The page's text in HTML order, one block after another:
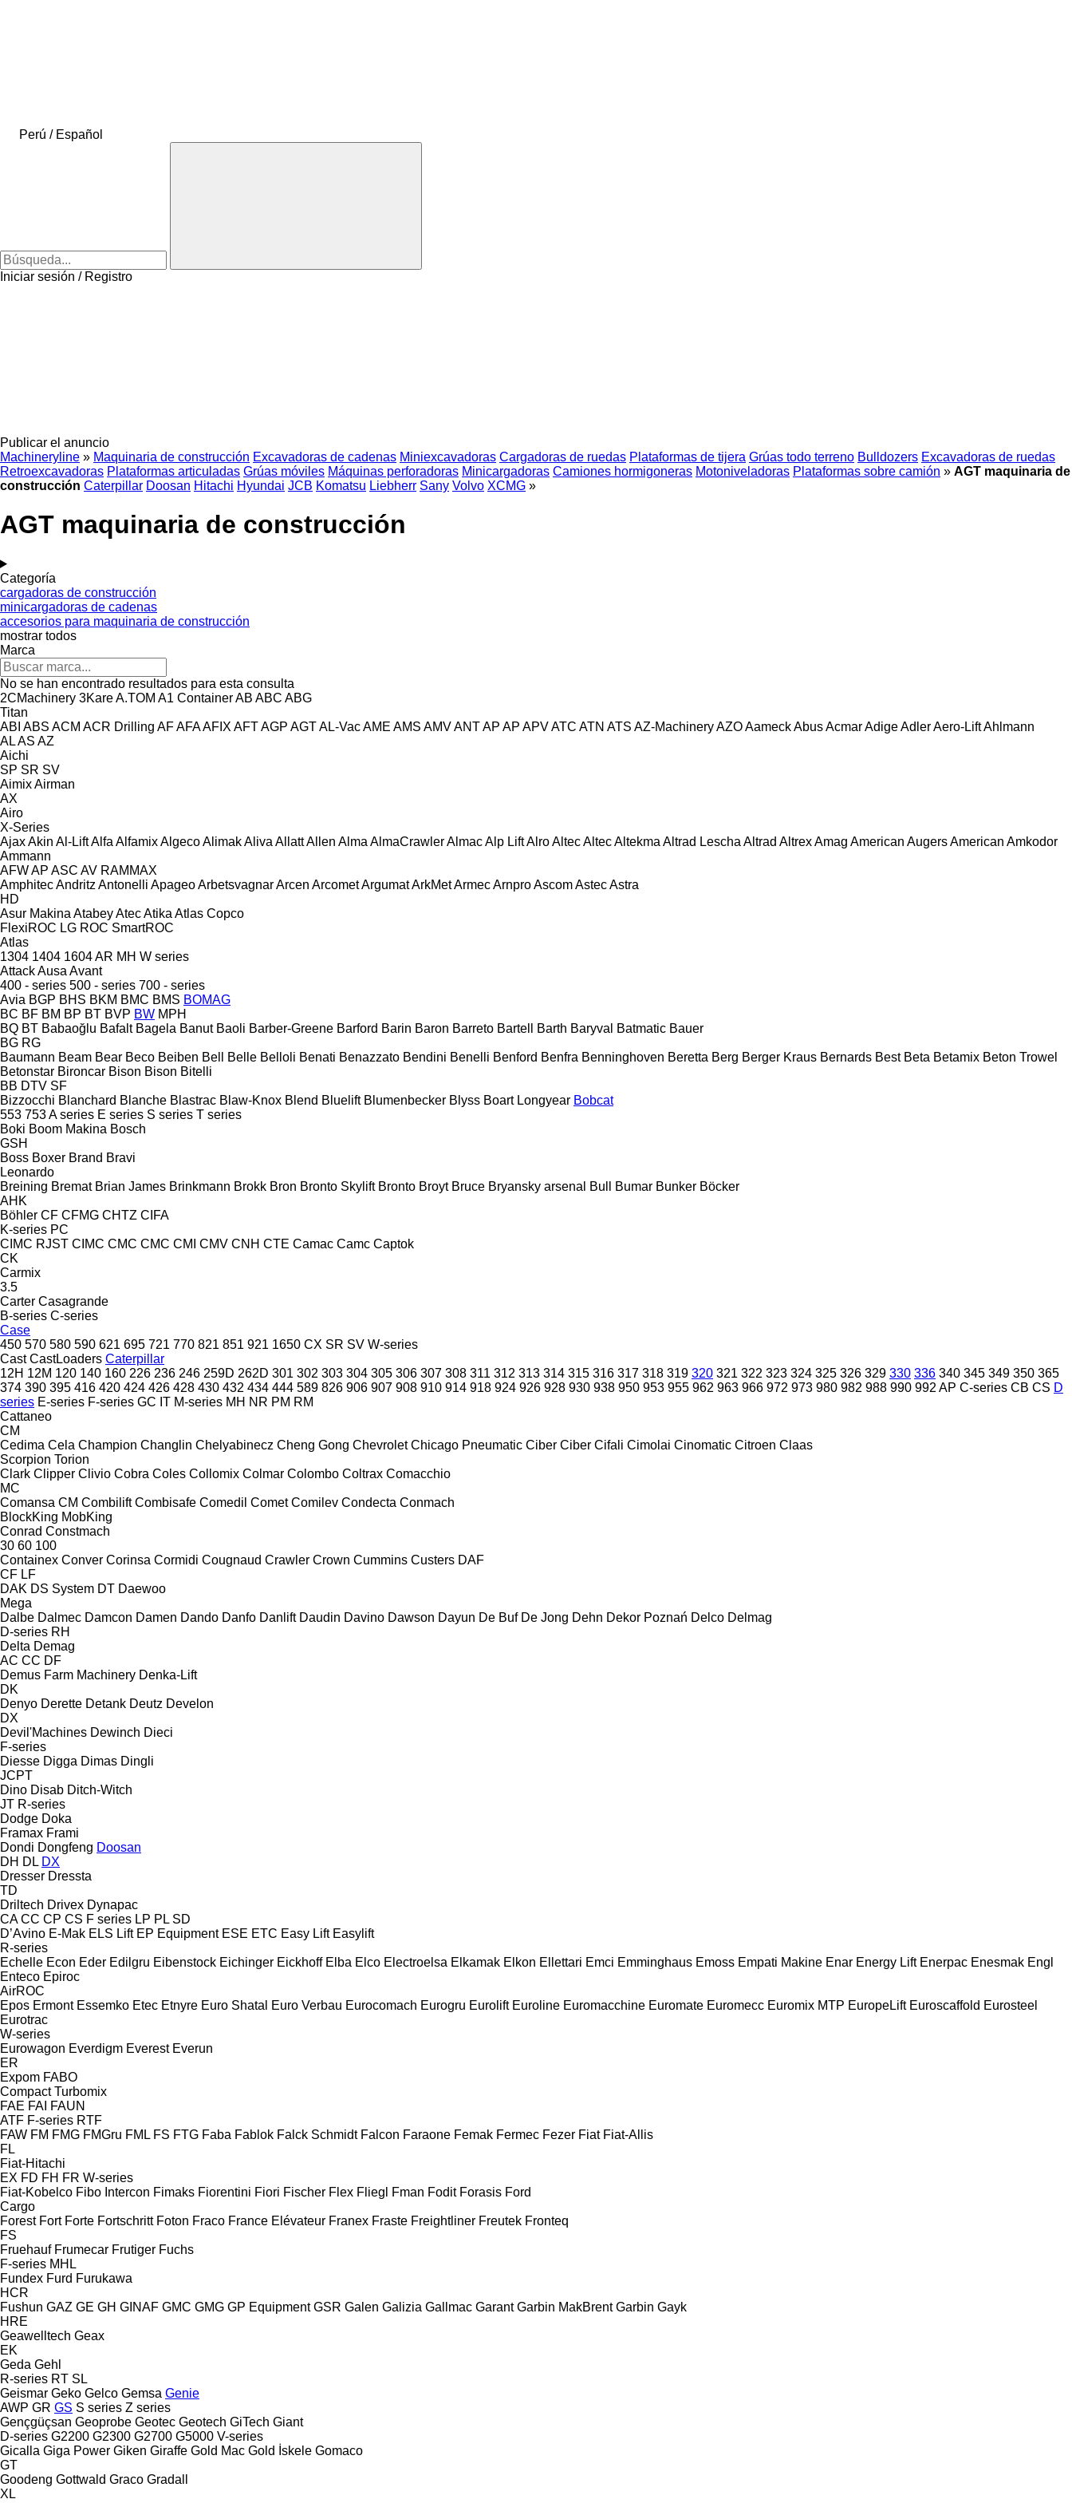
Perú / Español
Iniciar sesión / Registro
Publicar el anuncio
Machineryline » Maquinaria de construcción Excavadoras de cadenas Miniexcavadoras Cargadoras de ruedas Plataformas de tijera Grúas todo terreno Bulldozers Excavadoras de ruedas
Retroexcavadoras Plataformas articuladas Grúas móviles Máquinas perforadoras Minicargadoras Camiones hormigoneras Motoniveladoras Plataformas sobre camión » AGT maquinaria de
construcción Caterpillar Doosan Hitachi Hyundai JCB Komatsu Liebherr Sany Volvo XCMG »
AGT maquinaria de construcción
Categoría
cargadoras de construcción
minicargadoras de cadenas
accesorios para maquinaria de construcción
mostrar todos
Marca
No se han encontrado resultados para esta consulta
2CMachinery 3KareA.TOM A1 ContainerAB ABC ABG
Titan
ABI ABS ACM ACR Drilling AFAFAAFIX AFTAGP AGTAL-VacAME AMS AMVANTAP AP APVATC ATN ATS AZ-MachineryAZOAameckAbusAcmarAdigeAdlerAero-LiftAhlmann
ALAS AZ
Aichi
SP SR SV
AimixAirman
AX
Airo
X-Series
AjaxAkin Al-LiftAlfa AlfamixAlgecoAlimakAliva AllattAllen Alma AlmaCrawlerAlmacAlp LiftAlroAltecAltecAltekma Altrad Lescha Altrad AltrexAmag American AugersAmerican Amkodor
Ammann
AFWAP ASC AV RAMMAX
AmphitecAndritz Antonelli ApageoArbetsvagnarArcen ArcometArgumatArkMetArmecArnproAscomAstecAstra
HD
Asur Makina AtabeyAtecAtika Atlas Copco
FlexiROC LG ROC SmartROC
Atlas
1304 1404 1604AR MH W series
AttackAusa Avant
400 - series 500 - series 700 - series
Avia BGP BHS BKM BMC BMS BOMAG
BC BF BM BP BT BVP BW MPH
BQ BT Babaoğlu Bafalt Bagela Banut Baoli Barber-Greene Barford Barin Baron Barreto Bartell Barth Baryval Batmatic Bauer
BG RG
Baumann Beam Bear Beco Beiben Bell Belle Belloli Benati Benazzato Bendini Benelli Benford Benfra Benninghoven Beretta Berg Berger Kraus Bernards Best Beta Betamix Beton Trowel
Betonstar Bironcar Bison Bison Bitelli
BB DTV SF
Bizzocchi Blanchard Blanche Blastrac Blaw-Knox Blend Bluelift Blumenbecker Blyss Boart Longyear Bobcat
553 753A series E series S series T series
Boki Boom Makina Bosch
GSH
Boss Boxer Brand Bravi
Leonardo
Breining Bremat Brian James Brinkmann Brokk Bron Bronto Skylift Bronto Broyt Bruce Bryansky arsenal Bull Bumar Bunker Böcker
AHK
Böhler CF CFMG CHTZ CIFA
K-series PC
CIMC RJST CIMC CMC CMC CMI CMV CNH CTE Camac Camc Captok
CK
Carmix
3.5
Carter Casagrande
B-series C-series
Case
450 570 580 590 621 695 721 770 821 851 921 1650 CX SR SV W-series
Cast CastLoaders Caterpillar
12H 12M 120 140 160 226 236 246 259D 262D 301 302 303 304 305 306 307 308 311 312 313 314 315 316 317 318 319 320 321 322 323 324 325 326 329 330 336 340 345 349 350 365
374 390 395 416 420 424 426 428 430 432 434 444 589 826 906 907 908 910 914 918 924 926 928 930 938 950 953 955 962 963 966 972 973 980 982 988 990 992 AP C-series CB CS D
series E-series F-series GC IT M-series MH NR PM RM
Cattaneo
CM
Cedima Cela Champion Changlin Chelyabinecz Cheng Gong Chevrolet Chicago Pneumatic Ciber Ciber Cifali Cimolai Cinomatic Citroen Claas
Scorpion Torion
Clark Clipper Clivio Cobra Coles Collomix Colmar Colombo Coltrax Comacchio
MC
Comansa CM Combilift Combisafe Comedil Comet Comilev Condecta Conmach
BlockKing MobKing
Conrad Constmach
30 60 100
Containex Conver Corinsa Cormidi Cougnaud Crawler Crown Cummins Custers DAF
CF LF
DAK DS System DT Daewoo
Mega
Dalbe Dalmec Damcon Damen Dando Danfo Danlift Daudin Davino Dawson Dayun De Buf De Jong Dehn Dekor Poznań Delco Delmag
D-series RH
Delta Demag
AC CC DF
Demus Farm Machinery Denka-Lift
DK
Denyo Derette Detank Deutz Develon
DX
Devil'Machines Dewinch Dieci
F-series
Diesse Digga Dimas Dingli
JCPT
Dino Disab Ditch-Witch
JT R-series
Dodge Doka
Framax Frami
Dondi Dongfeng Doosan
DH DL DX
Dresser Dressta
TD
Driltech Drivex Dynapac
CA CC CP CS F series LP PL SD
D’Avino E-Mak ELS Lift EP Equipment ESE ETC Easy Lift Easylift
R-series
Echelle Econ Eder Edilgru Eibenstock Eichinger Eickhoff Elba Elco Electroelsa Elkamak Elkon Ellettari Emci Emminghaus Emoss Empati Makine Enar Energy Lift Enerpac Enesmak Engl
Enteco Epiroc
AirROC
Epos Ermont Essemko Etec Etnyre Euro Shatal Euro Verbau Eurocomach Eurogru Eurolift Euroline Euromacchine Euromate Euromecc Euromix MTP EuropeLift Euroscaffold Eurosteel
Eurotrac
W-series
Eurowagon Everdigm Everest Everun
ER
Expom FABO
Compact Turbomix
FAE FAI FAUN
ATF F-series RTF
FAW FM FMG FMGru FML FS FTG Faba Fablok Falck Schmidt Falcon Faraone Femak Fermec Fezer Fiat Fiat-Allis
FL
Fiat-Hitachi
EX FD FH FR W-series
Fiat-Kobelco Fibo Intercon Fimaks Fiorentini Fiori Fischer Flex Fliegl Fman Fodit Forasis Ford
Cargo
Forest Fort Forte Fortschritt Foton Fraco France Elévateur Franex Fraste Freightliner Freutek Fronteq
FS
Fruehauf Frumecar Frutiger Fuchs
F-series MHL
Fundex Furd Furukawa
HCR
Fushun GAZ GE GH GINAF GMC GMG GP Equipment GSR Galen Galizia Gallmac Garant Garbin MakBrent Garbin Gayk
HRE
Geawelltech Geax
EK
Geda Gehl
R-series RT SL
Geismar Geko Gelco Gemsa Genie
AWP GR GS S series Z series
Gençgüçsan Geoprobe Geotec Geotech GiTech Giant
D-series G2200 G2300 G2700 G5000 V-series
Gicalla Giga Power Giken Giraffe Gold Mac Gold İskele Gomaco
GT
Goodeng Gottwald Graco Gradall
XL